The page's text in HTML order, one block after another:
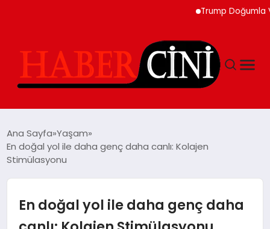
Trump Doğumla
YAŞAM
GÜNCEL
Ana Sayfa Yaşam
En doğal yol ile daha genç daha canlı: Kolajen
Stimülasyonu
En doğal yol ile daha genç daha